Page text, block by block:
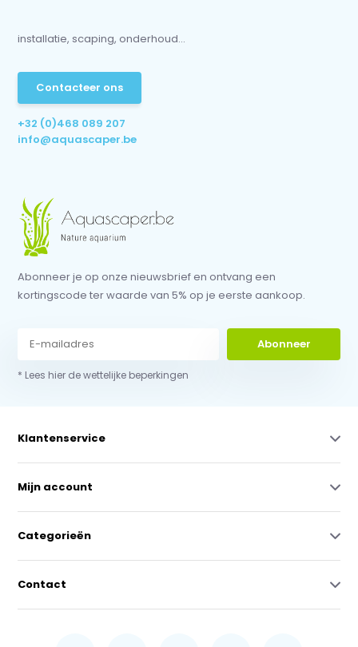
installatie, scaping, onderhoud...
Contacteer ons
+32 (0)468 089 207
info@aquascaper.be
Abonneer je op onze nieuwsbrief en ontvang een
kortingscode ter waarde van 5% op je eerste aankoop.
Abonneer
* Lees hier de wettelijke beperkingen
Klantenservice
Mijn account
Categorieën
Contact